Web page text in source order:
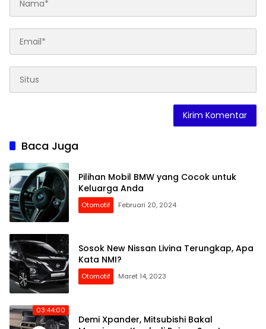
Baca Juga
Pilihan Mobil BMW yang Cocok untuk
Keluarga Anda
Otomotif Februari 20, 2024
Sosok New Nissan Livina Terungkap, Apa
Kata NMI?
Otomotif Maret 14, 2023
03:44:00
Demi Xpander, Mitsubishi Bakal